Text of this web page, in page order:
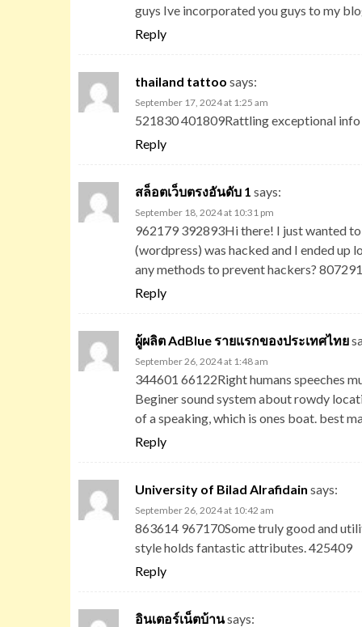
guys Ive incorporated you guys to my
Reply
thailand tattoo says:
September 17, 2024 at 1:25 am
521830 401809Rattling exceptional
Reply
สล็อตเว็บตรงอันดับ 1 says:
September 18, 2024 at 10:31 pm
962179 392893Hi there! I just wanted
(wordpress) was hacked and I ended up
any methods to prevent hackers? 807291
Reply
ผู้ผลิต AdBlue รายแรกของประเทศไทย
September 26, 2024 at 1:48 am
344601 66122Right humans speeches
Beginer sound system about rowdy
of a speaking, which is ones boat. best
Reply
University of Bilad Alrafidain says:
September 26, 2024 at 10:42 am
863614 967170Some truly good and
style holds fantastic attributes. 425409
Reply
อินเตอร์เน็ตบ้านsays: